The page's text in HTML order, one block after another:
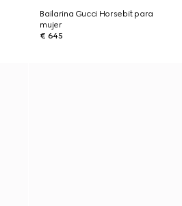
Bailarina Gucci Horsebit para
mujer
€ 645